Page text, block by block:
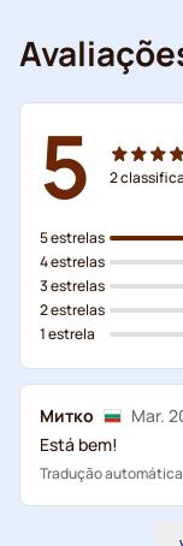
5 2
5 estrelas
4 estrelas
3 estrelas
2 estrelas
1 estrela
Митко
Mar.
Está bem!
Tradução automática